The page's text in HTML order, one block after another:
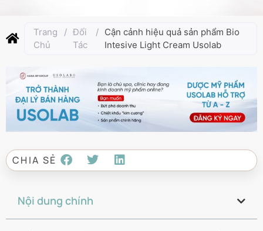
Trang
Chủ
/ Đối
Tác
/ Cận cảnh hiệu quả sản phẩm Bio
Intesive Light Cream Usolab
CHIA SẺ
Nội dung chính